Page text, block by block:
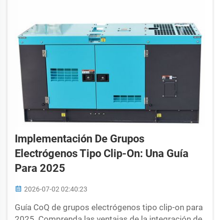
Implementación De Grupos
Electrógenos Tipo Clip-On: Una Guía
Para 2025
2026-07-02 02:40:23
Guía CoQ de grupos electrógenos tipo clip-on para